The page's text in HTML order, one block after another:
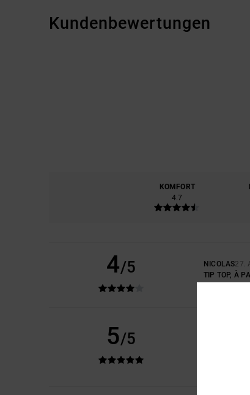
Kundenbewertungen
KOMFORT
4.7
4/5 NICOLAS27.
TIP TOP, À
5/5